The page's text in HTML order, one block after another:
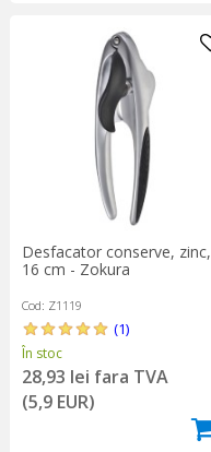
Desfacator conserve, zinc,
16 cm - Zokura
Cod: Z1119
(1)
În stoc
28,93 lei fara TVA
(5,9 EUR)